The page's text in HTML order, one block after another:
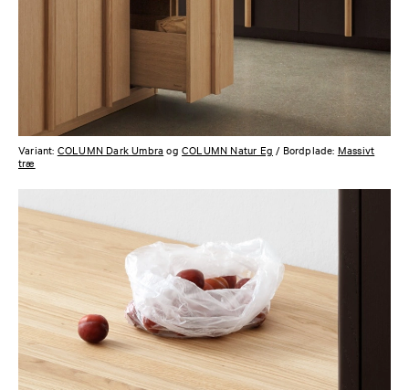
Variant: COLUMN Dark Umbra ogCOLUMN Natur Eg / Bordplade: Massivt
træ